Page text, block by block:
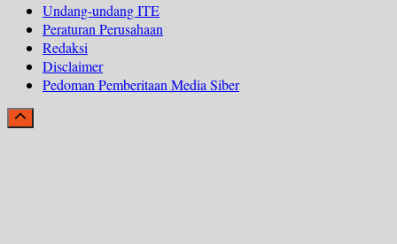
Undang-undang ITE
Peraturan Perusahaan
Redaksi
Disclaimer
Pedoman Pemberitaan Media Siber